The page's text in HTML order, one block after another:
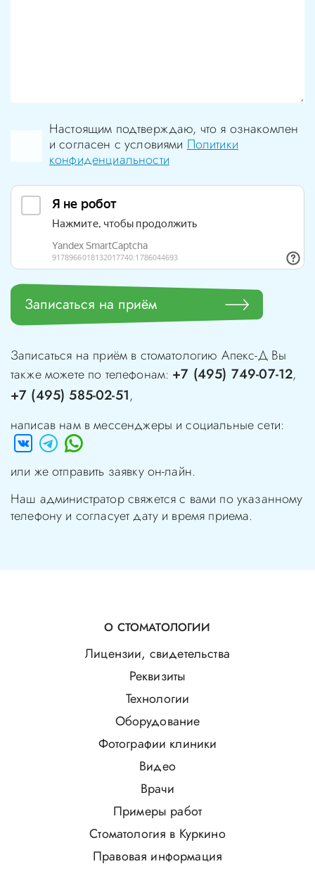
Настоящим подтверждаю, что я ознакомлен
и согласен с условиямиПолитики
конфиденциальности
Записаться на приём
Записаться на приём в стоматологию Апекс-ДВы
также можете по телефонам: +7 (495) 749-07-12,
+7 (495) 585-02-51,
написав нам в мессенджеры и социальные сети:
или же отправить заявку он-лайн.
Наш администратор свяжется с вами по указанному
телефону и согласует дату и время приема.
О СТОМАТОЛОГИИ
Лицензии, свидетельства
Реквизиты
Технологии
Оборудование
Фотографии клиники
Видео
Врачи
Примеры работ
Стоматология в Куркино
Правовая информация